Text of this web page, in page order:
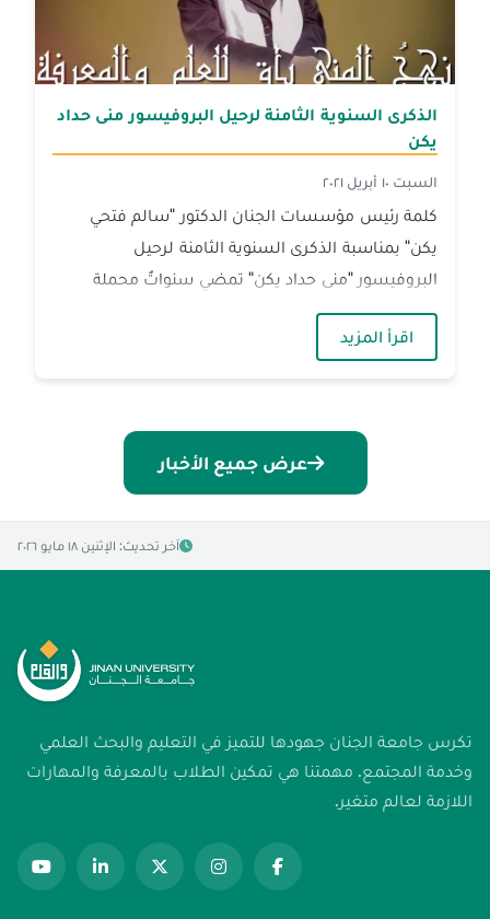
الذكرى السنوية الثامنة لرحيل البروفيسور منى حداد
يكن
السبت ١٠ أبريل ٢٠٢١
كلمة رئيس مؤسسات الجنان الدكتور "سالم فتحي
يكن" بمناسبة الذكرى السنوية الثامنة لرحيل
البروفيسور "منى حداد يكن" تمضي سنواتٌ محملة
بألم...
اقرأ المزيد— الذكرى السنوية الثامنة لرحيل البروفيسور
عرض جميع الأخبار
آخر تحديث: الإثنين ١٨ مايو ٢٠٢٦
تكرس جامعة الجنان جهودها للتميز في التعليم والبحث العلمي
وخدمة المجتمع. مهمتنا هي تمكين الطلاب بالمعرفة والمهارات
اللازمة لعالم متغير.